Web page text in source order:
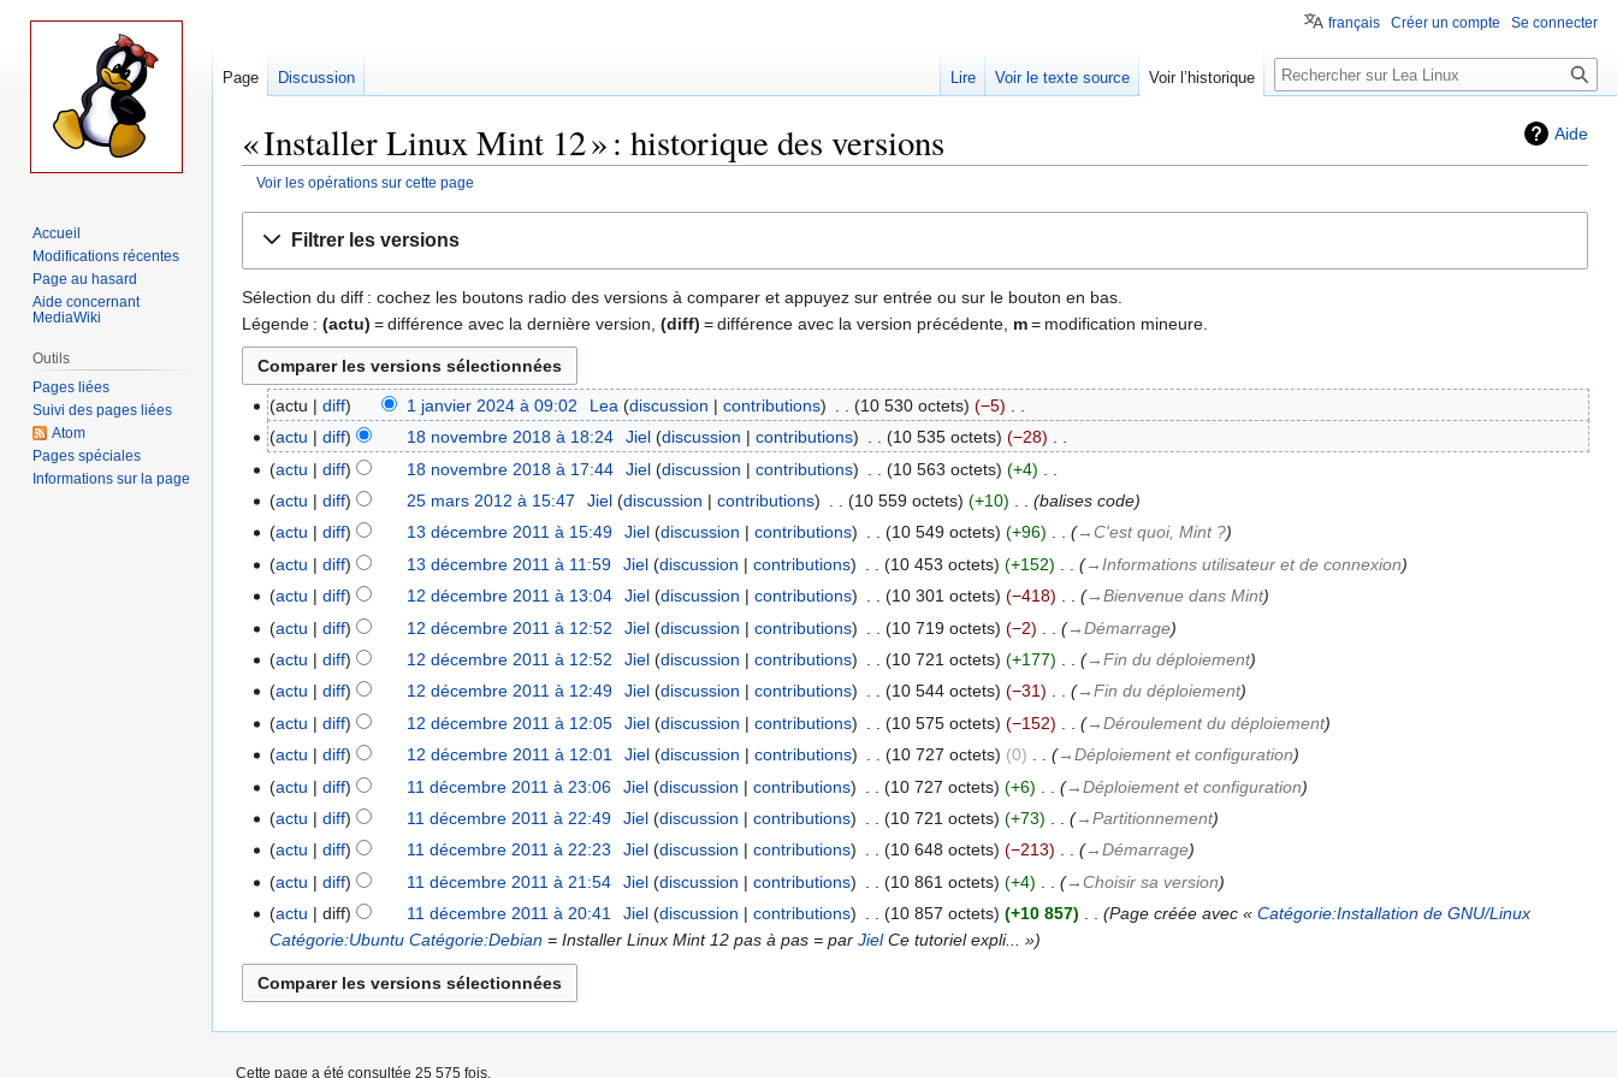
Aide
« Installer Linux Mint 12 » : historique des versions
Voir les opérations sur cette page
navigation
recherche
Filtrer les versions
Sélection du diff : cochez les boutons radio des versions à comparer et appuyez sur entrée ou sur le bouton en bas.
Légende : (actu) = différence avec la dernière version, (diff) = différence avec la version précédente, m= modification mineure.
janvier
2024
actu diff 1 janvier 2024 à 09:02 Lea discussion contributions 10 530 octets −5
A
u
c
u
n
r
é
u
m
é
d
e
m
o
d
i
f
i
c
a
o
18
novembre
2018
actu diff 18 novembre 2018 à 18:24 Jiel discussion contributions 10 535 octets −28
A
c
u
n
r
é
u
m
é
d
e
m
o
d
i
f
i
c
i
actu diff 18 novembre 2018 à 17:44 Jiel discussion contributions 10 563 octets +4
A
c
u
n
r
é
u
m
é
d
e
m
o
d
i
f
i
25
mars
2012
actu diff 25 mars 2012 à 15:47 Jiel discussion contributions 10 559 octets +10
balises code
13
décembre
2011
actu diff 13 décembre 2011 à 15:49 Jiel discussion contributions 10 549 octets +96
→‎C'est quoi, Mint ?
actu
diff 13 décembre 2011 à 11:59 Jiel discussion contributions 10 453 octets +152
→‎Informations utilisateur et de connexion
12
décembre
2011
actu diff 12 décembre 2011 à 13:04 Jiel discussion contributions 10 301 octets −418
→‎Bienvenue dans Mint
actu
diff 12 décembre 2011 à 12:52 Jiel discussion contributions 10 719 octets −2
→‎Démarrage
actu
diff 12 décembre 2011 à 12:52 Jiel discussion contributions 10 721 octets +177
→‎Fin du déploiement
actu
diff 12 décembre 2011 à 12:49 Jiel discussion contributions 10 544 octets −31
→‎Fin du déploiement
actu
diff 12 décembre 2011 à 12:05 Jiel discussion contributions 10 575 octets −152
→‎Déroulement du déploiement
actu
diff 12 décembre 2011 à 12:01 Jiel discussion contributions 10 727 octets 0
→‎Déploiement et configuration
11
décembre
2011
actu diff 11 décembre 2011 à 23:06 Jiel discussion contributions 10 727 octets +6
→‎Déploiement et configuration
actu
diff 11 décembre 2011 à 22:49 Jiel discussion contributions 10 721 octets +73
→‎Partitionnement
actu
diff 11 décembre 2011 à 22:23 Jiel discussion contributions 10 648 octets −213
→‎Démarrage
actu
diff 11 décembre 2011 à 21:54 Jiel discussion contributions 10 861 octets +4
→‎Choisir sa version
actu
diff 11 décembre 2011 à 20:41 Jiel discussion contributions 10 857 octets +10 857 Page créée avec « Catégorie:Installation de GNU/Linux
Catégorie:Ubuntu Catégorie:Debian = Installer Linux Mint 12 pas à pas = parJielCe tutoriel expli... »
français Créer un compte Se connecter
Page Discussion Lire Voir le texte source Voir l’historique
Accueil
Modifications récentes
Page au hasard
Aide concernant
MediaWiki
Outils
Pages liées
Suivi des pages liées
Atom
Pages spéciales
Informations sur la page
Cette page a été consultée 25 575 fois.